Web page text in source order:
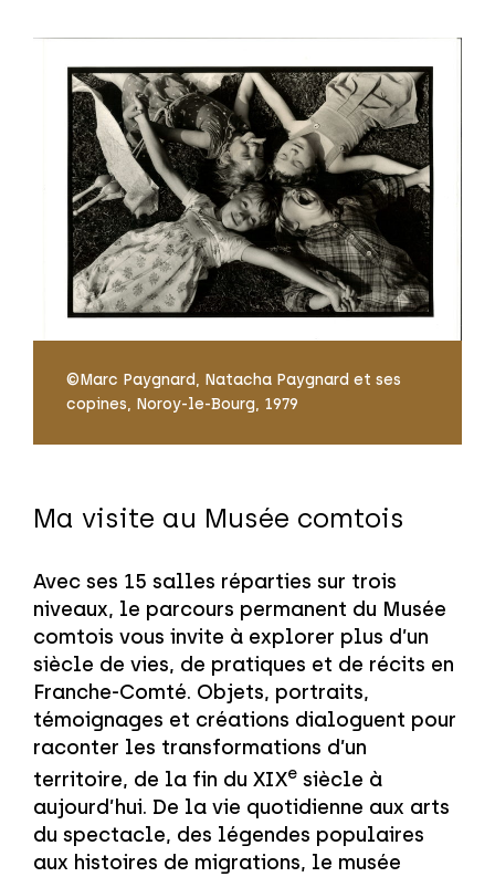
©Marc Paygnard, Natacha Paygnard et ses
copines, Noroy-le-Bourg, 1979
Ma visite au Musée comtois
Avec ses 15 salles réparties sur trois
niveaux, le parcours permanent du Musée
comtois vous invite à explorer plus d’un
siècle de vies, de pratiques et de récits en
Franche-Comté. Objets, portraits,
témoignages et créations dialoguent pour
raconter les transformations d’un
territoire, de la fin du XIXe siècle à
aujourd’hui. De la vie quotidienne aux arts
du spectacle, des légendes populaires
aux histoires de migrations, le musée